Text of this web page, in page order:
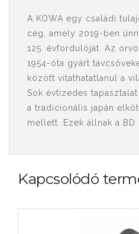
A KOWA egy családi
cég, amely 2019-ben
125. évfordulóját. Az
1954-óta gyárt
között vitathatatlanul a
Sok évtizedes
a tradicionális japán
mellett. Ezek állnak a BD
Kapcsolódó